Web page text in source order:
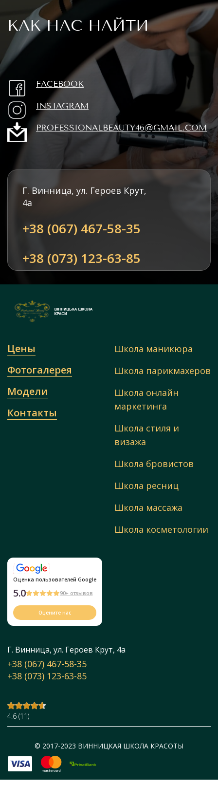
КАК НАС НАЙТИ
Г. Винница, ул. Героев Крут,
4а
+38 (067) 467-58-35
+38 (073) 123-63-85
FACEBOOK
INSTAGRAM
PROFESSIONALBEAUTY46@GMAIL.COM
Цены
Фотогалерея
Модели
Контакты
Школа маникюра
Школа парикмахеров
Школа онлайн
маркетинга
Школа стиля и
визажа
Школа бровистов
Школа ресниц
Школа массажа
Школа косметологии
Оценка пользователей Google
5.0 90+ отзывов
Оцените нас
Г. Винница, ул. Героев Крут, 4а
+38 (067) 467-58-35
+38 (073) 123-63-85
4.6 (11)
© 2017-2023 ВИННИЦКАЯ ШКОЛА КРАСОТЫ